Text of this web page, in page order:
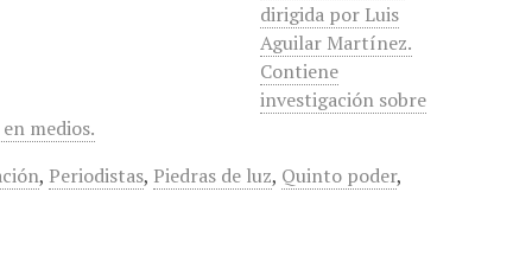
dirigida por Luis
Aguilar Martínez.
Contiene
investigación sobre
medios.
, Periodistas, Piedras de luz, Quinto poder,